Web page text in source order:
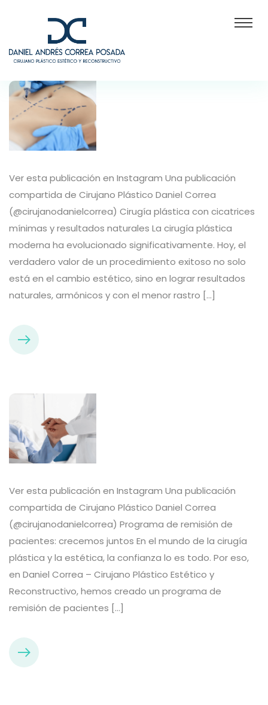
Ver esta publicación en Instagram Una publicación
compartida de Cirujano Plástico Daniel Correa
(@cirujanodanielcorrea) Cirugía plástica con cicatrices
mínimas y resultados naturales La cirugía plástica
moderna ha evolucionado significativamente. Hoy, el
verdadero valor de un procedimiento exitoso no solo
está en el cambio estético, sino en lograr resultados
naturales, armónicos y con el menor rastro […]
Ver esta publicación en Instagram Una publicación
compartida de Cirujano Plástico Daniel Correa
(@cirujanodanielcorrea) Programa de remisión de
pacientes: crecemos juntos En el mundo de la cirugía
plástica y la estética, la confianza lo es todo. Por eso,
en Daniel Correa – Cirujano Plástico Estético y
Reconstructivo, hemos creado un programa de
remisión de pacientes […]